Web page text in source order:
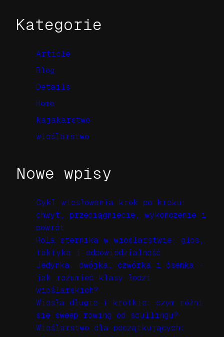
Kategorie
Article
Blog
Details
Home
kajakarstwo
wioślarstwo
Nowe wpisy
Cykl wiosłowania krok po kroku:
chwyt, przeciągnięcie, wykończenie i
powrót
Rola sternika w wioślarstwie: głos,
taktyka i odpowiedzialność
Jedynka, dwójka, czwórka i ósemka –
jak rozumieć klasy łodzi
wioślarskich?
Wiosła długie i krótkie: czym różni
się sweep rowing od scullingu?
Wioślarstwo dla początkujących: